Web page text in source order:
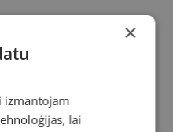
×
izmantojam
lai